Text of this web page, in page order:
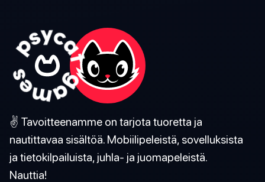
✌️ Tavoitteenamme on tarjota tuoretta ja
nautittavaa sisältöä. Mobiilipeleistä, sovelluksista
ja tietokilpailuista, juhla- ja juomapeleistä.
Nauttia!